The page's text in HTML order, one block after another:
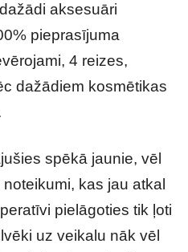
aksesuāri
pieprasījuma
4 reizes,
dažādiem kosmētikas
spēkā jaunie, vēl
kas jau atkal
pielāgoties tik ļoti
uz veikalu nāk vēl